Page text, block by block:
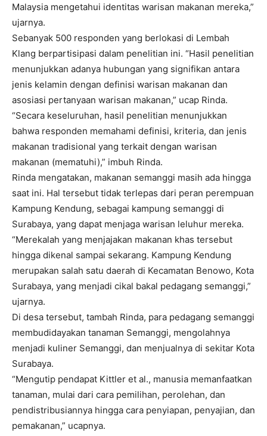
Malaysia mengetahui identitas warisan makanan mereka,”
ujarnya.
Sebanyak 500 responden yang berlokasi di Lembah
Klang berpartisipasi dalam penelitian ini. “Hasil penelitian
menunjukkan adanya hubungan yang signifikan antara
jenis kelamin dengan definisi warisan makanan dan
asosiasi pertanyaan warisan makanan,” ucap Rinda.
“Secara keseluruhan, hasil penelitian menunjukkan
bahwa responden memahami definisi, kriteria, dan jenis
makanan tradisional yang terkait dengan warisan
makanan (mematuhi),” imbuh Rinda.
Rinda mengatakan, makanan semanggi masih ada hingga
saat ini. Hal tersebut tidak terlepas dari peran perempuan
Kampung Kendung, sebagai kampung semanggi di
Surabaya, yang dapat menjaga warisan leluhur mereka.
“Merekalah yang menjajakan makanan khas tersebut
hingga dikenal sampai sekarang. Kampung Kendung
merupakan salah satu daerah di Kecamatan Benowo, Kota
Surabaya, yang menjadi cikal bakal pedagang semanggi,”
ujarnya.
Di desa tersebut, tambah Rinda, para pedagang semanggi
membudidayakan tanaman Semanggi, mengolahnya
menjadi kuliner Semanggi, dan menjualnya di sekitar Kota
Surabaya.
“Mengutip pendapat Kittler et al., manusia memanfaatkan
tanaman, mulai dari cara pemilihan, perolehan, dan
pendistribusiannya hingga cara penyiapan, penyajian, dan
pemakanan,” ucapnya.